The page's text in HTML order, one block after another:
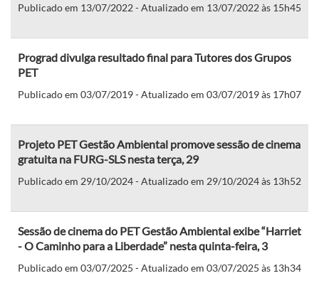
Publicado em 13/07/2022 - Atualizado em 13/07/2022 às 15h45
Prograd divulga resultado final para Tutores dos Grupos
PET
Publicado em 03/07/2019 - Atualizado em 03/07/2019 às 17h07
Projeto PET Gestão Ambiental promove sessão de cinema
gratuita na FURG-SLS nesta terça, 29
Publicado em 29/10/2024 - Atualizado em 29/10/2024 às 13h52
Sessão de cinema do PET Gestão Ambiental exibe “Harriet
- O Caminho para a Liberdade” nesta quinta-feira, 3
Publicado em 03/07/2025 - Atualizado em 03/07/2025 às 13h34